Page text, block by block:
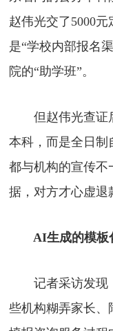
赵伟光交了5000
是“学校内部报名
院的“助学班”。
但赵伟光查证后
本科，而是全日制
都与机构的宣传不
据，对方才心虚退
AI生成的模板
记者采访发现，
些机构糊弄家长、